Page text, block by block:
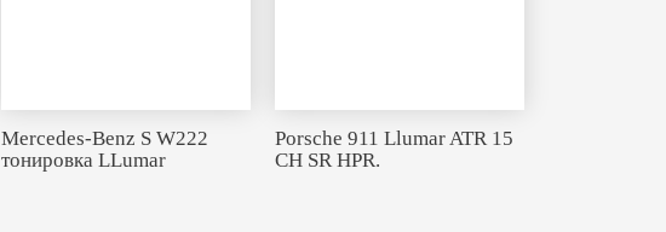
Mercedes-Benz S W222
тонировка LLumar
Porsche 911 Llumar ATR 15
CH SR HPR.